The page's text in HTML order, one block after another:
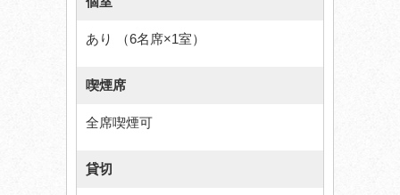
あり （6名席×1室）
喫煙席
全席喫煙可
貸切